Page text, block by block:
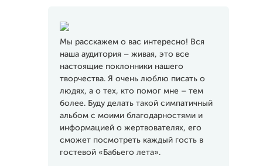
Мы расскажем о вас интересно! Вся
наша аудитория – живая, это все
настоящие поклонники нашего
творчества. Я очень люблю писать о
людях, а о тех, кто помог мне – тем
более. Буду делать такой симпатичный
альбом с моими благодарностями и
информацией о жертвователях, его
сможет посмотреть каждый гость в
гостевой «Бабьего лета».